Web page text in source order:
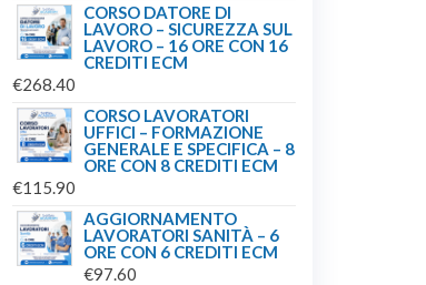
CORSO DATORE DI
LAVORO – SICUREZZA SUL
LAVORO – 16 ORE CON 16
CREDITI ECM
€268.40
CORSO LAVORATORI
UFFICI – FORMAZIONE
GENERALE E SPECIFICA – 8
ORE CON 8 CREDITI ECM
€115.90
AGGIORNAMENTO
LAVORATORI SANITÀ – 6
ORE CON 6 CREDITI ECM
€97.60